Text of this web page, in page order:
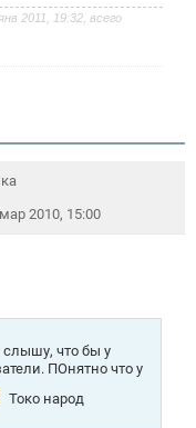
2011, 19:32, всего
2010, 15:00
слышу, что бы у
ПОнятно что у
Токо народ